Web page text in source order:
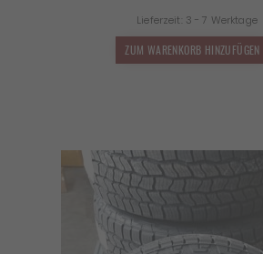
war:
2.799,00 €
Lieferzeit: 3 - 7 Werktage
ZUM WARENKORB HINZUFÜGEN